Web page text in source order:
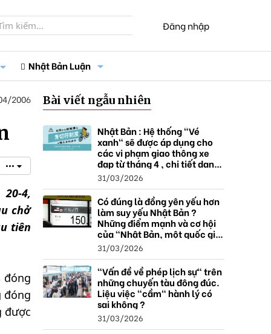
Đăng nhập
Nhật Bản Luận
2006
•••
4,
chở
tiên
đóng
đóng
được
Bài viết ngẫu nhiên
Nhật Bản : Hệ thống "Vé
xanh" sẽ được áp dụng cho
các vi phạm giao thông xe
đạp từ tháng 4 , chi tiết danh
sách và mức xử phạt.
31/03/2026
Có đúng là đồng yên yếu hơn
làm suy yếu Nhật Bản ?
Những điểm mạnh và cơ hội
của "Nhật Bản, một quốc gia
thặng dư".
31/03/2026
"Vấn đề về phép lịch sự" trên
những chuyến tàu đông đúc.
Liệu việc "cầm" hành lý có
sai không ?
31/03/2026